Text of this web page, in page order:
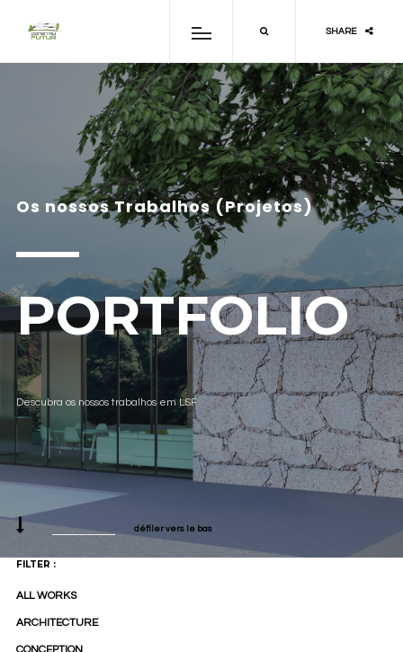
SHARE
Os nossos Trabalhos (Projetos)
PORTFOLIO
Descubra os nossos trabalhos em LSF
défiler vers le bas
FILTER :
ALL WORKS
ARCHITECTURE